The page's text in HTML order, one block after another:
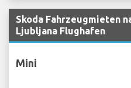
Skoda Fahrzeugmieten
Ljubljana Flughafen
Mini